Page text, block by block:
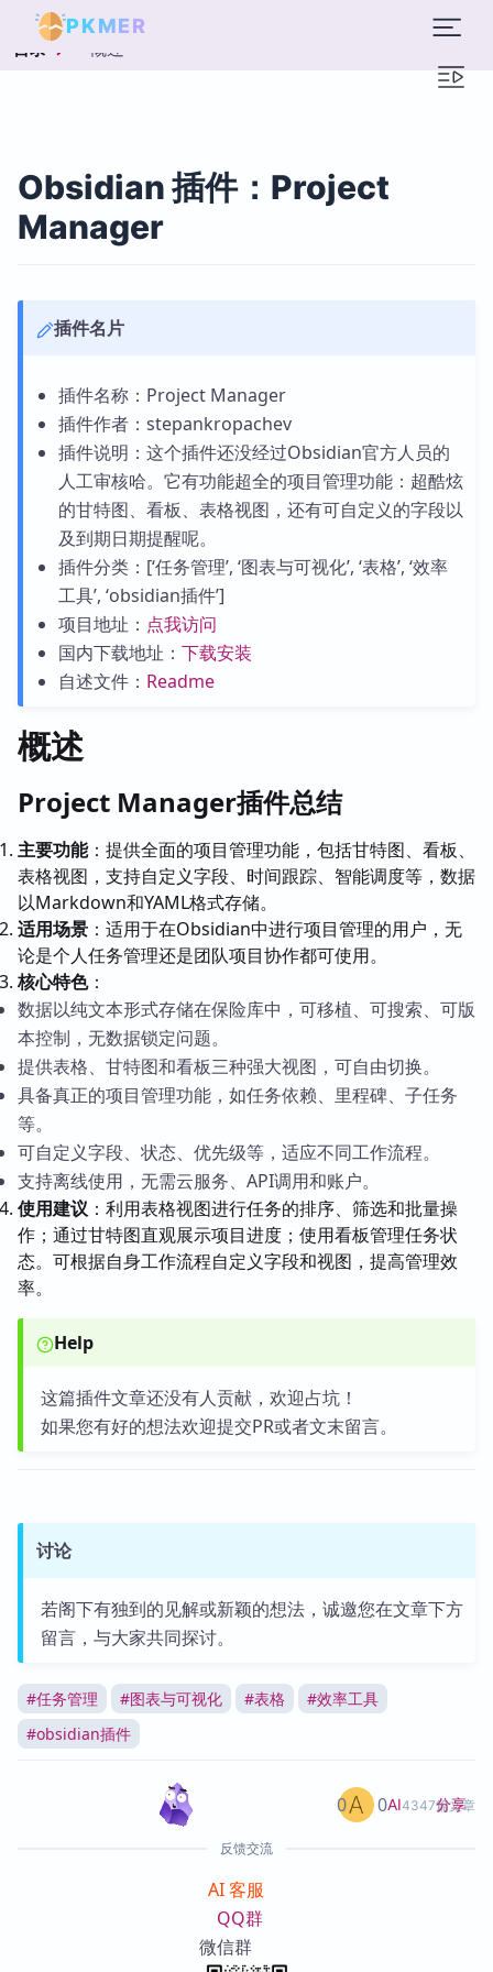
PKMER
目录 概述
Obsidian 插件：Project
Manager
插件名片
插件名称：Project Manager
插件作者：stepankropachev
插件说明：这个插件还没经过Obsidian官方人员的
人工审核哈。它有功能超全的项目管理功能：超酷炫
的甘特图、看板、表格视图，还有可自定义的字段以
及到期日期提醒呢。
插件分类：[‘任务管理’, ‘图表与可视化’, ‘表格’, ‘效率
工具’, ‘obsidian插件’]
项目地址： 点我访问
国内下载地址： 下载安装
自述文件： Readme
概述
Project Manager插件总结
主要功能：提供全面的项目管理功能，包括甘特图、看板、
表格视图，支持自定义字段、时间跟踪、智能调度等，数据
以Markdown和YAML格式存储。
适用场景 ：适用于在Obsidian中进行项目管理的用户，无
论是个人任务管理还是团队项目协作都可使用。
核心特色：
数据以纯文本形式存储在保险库中，可移植、可搜索、可版
本控制，无数据锁定问题。
提供表格、甘特图和看板三种强大视图，可自由切换。
具备真正的项目管理功能，如任务依赖、里程碑、子任务
等。
可自定义字段、状态、优先级等，适应不同工作流程。
支持离线使用，无需云服务、API调用和账户。
使用建议 ：利用表格视图进行任务的排序、筛选和批量操
作；通过甘特图直观展示项目进度；使用看板管理任务状
态。可根据自身工作流程自定义字段和视图，提高管理效
率。
Help
这篇插件文章还没有人贡献，欢迎占坑！
如果您有好的想法欢迎提交PR或者文末留言。
讨论
若阁下有独到的见解或新颖的想法，诚邀您在文章下方
留言，与大家共同探讨。
#任务管理 #图表与可视化 #表格 #效率工具
#obsidian插件
AI4347篇文章
0 0 分享
反馈交流
AI 客服
QQ群
微信群